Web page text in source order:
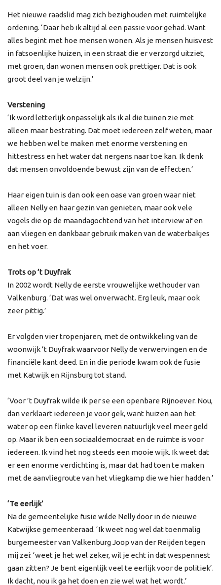
Het nieuwe raadslid mag zich bezighouden met ruimtelijke
ordening. ‘Daar heb ik altijd al een passie voor gehad. Want
alles begint met hoe mensen wonen. Als je mensen huisvest
in fatsoenlijke huizen, in een straat die er verzorgd uitziet,
met groen, dan wonen mensen ook prettiger. Dat is ook
groot deel van je welzijn.’
Verstening
‘Ik word letterlijk onpasselijk als ik al die tuinen zie met
alleen maar bestrating. Dat moet iedereen zelf weten, maar
we hebben wel te maken met enorme verstening en
hittestress en het water dat nergens naar toe kan. Ik denk
dat mensen onvoldoende bewust zijn van de effecten.’
Haar eigen tuin is dan ook een oase van groen waar niet
alleen Nelly en haar gezin van genieten, maar ook vele
vogels die op de maandagochtend van het interview af en
aan vliegen en dankbaar gebruik maken van de waterbakjes
en het voer.
Trots op ‘t Duyfrak
In 2002 wordt Nelly de eerste vrouwelijke wethouder van
Valkenburg. ‘Dat was wel onverwacht. Erg leuk, maar ook
zeer pittig.’
Er volgden vier tropenjaren, met de ontwikkeling van de
woonwijk ’t Duyfrak waarvoor Nelly de verwervingen en de
financiële kant deed. En in die periode kwam ook de fusie
met Katwijk en Rijnsburg tot stand.
‘Voor ’t Duyfrak wilde ik per se een openbare Rijnoever. Nou,
dan verklaart iedereen je voor gek, want huizen aan het
water op een flinke kavel leveren natuurlijk veel meer geld
op. Maar ik ben een sociaaldemocraat en de ruimte is voor
iedereen. Ik vind het nog steeds een mooie wijk. Ik weet dat
er een enorme verdichting is, maar dat had toen te maken
met de aanvliegroute van het vliegkamp die we hier hadden.’
‘Te eerlijk’
Na de gemeentelijke fusie wilde Nelly door in de nieuwe
Katwijkse gemeenteraad. ‘Ik weet nog wel dat toenmalig
burgemeester van Valkenburg Joop van der Reijden tegen
mij zei: ‘weet je het wel zeker, wil je echt in dat wespennest
gaan zitten? Je bent eigenlijk veel te eerlijk voor de politiek’.
Ik dacht, nou ik ga het doen en zie wel wat het wordt.’